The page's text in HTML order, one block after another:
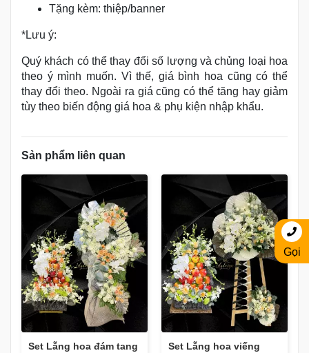
Tặng kèm: thiệp/banner
*Lưu ý:
Quý khách có thể thay đổi số lượng và chủng loại hoa
theo ý mình muốn. Vì thế, giá bình hoa cũng có thể
thay đổi theo. Ngoài ra giá cũng có thể tăng hay giảm
tùy theo biến động giá hoa & phụ kiện nhập khẩu.
Sản phẩm liên quan
Set Lẵng hoa đám tang
Set Lẵng hoa viếng
Gọi